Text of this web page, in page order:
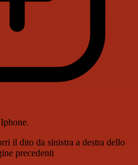
il dito da sinistra a destra dello
precedenti